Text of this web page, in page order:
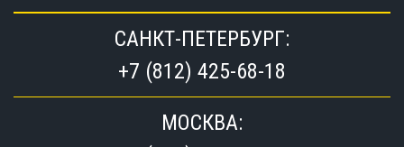
САНКТ-ПЕТЕРБУРГ:
+7 (812) 425-68-18
МОСКВА: